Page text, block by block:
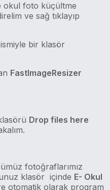
okul foto küçültme
ve sağ tıklayıp
ismiyle bir klasör
FastImageResizer
Drop files here
fotoğraflarımız
klasör içinde E- Okul
otomatik olarak program